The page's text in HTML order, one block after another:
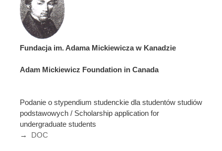
Fundacja im. Adama Mickiewicza w Kanadzie
Adam Mickiewicz Foundation in Canada
Podanie o stypendium studenckie dla studentów studiów
podstawowych / Scholarship application for
undergraduate students
→ DOC